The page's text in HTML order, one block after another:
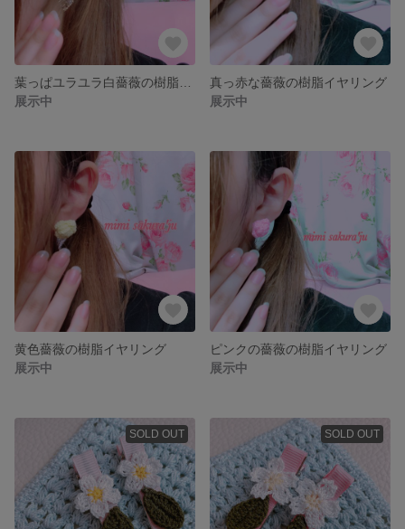
展示中
真っ赤な薔薇の樹脂イヤリング
展示中
黄色薔薇の樹脂イヤリング
展示中
ピンクの薔薇の樹脂イヤリング
展示中
SOLD OUT SOLD OUT